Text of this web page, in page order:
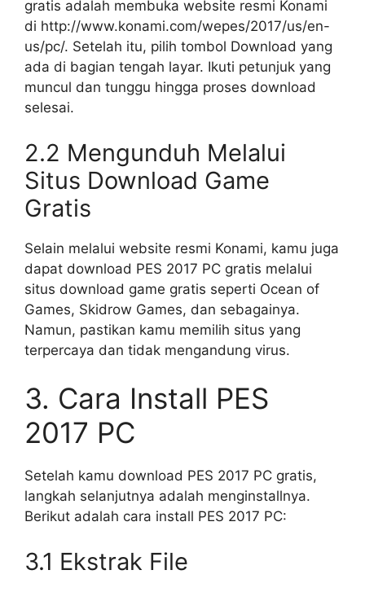
gratis adalah membuka website resmi Konami
di http://www.konami.com/wepes/2017/us/en-
us/pc/. Setelah itu, pilih tombol Download yang
ada di bagian tengah layar. Ikuti petunjuk yang
muncul dan tunggu hingga proses download
selesai.
2.2 Mengunduh Melalui
Situs Download Game
Gratis
Selain melalui website resmi Konami, kamu juga
dapat download PES 2017 PC gratis melalui
situs download game gratis seperti Ocean of
Games, Skidrow Games, dan sebagainya.
Namun, pastikan kamu memilih situs yang
terpercaya dan tidak mengandung virus.
3. Cara Install PES
2017 PC
Setelah kamu download PES 2017 PC gratis,
langkah selanjutnya adalah menginstallnya.
Berikut adalah cara install PES 2017 PC:
3.1 Ekstrak File